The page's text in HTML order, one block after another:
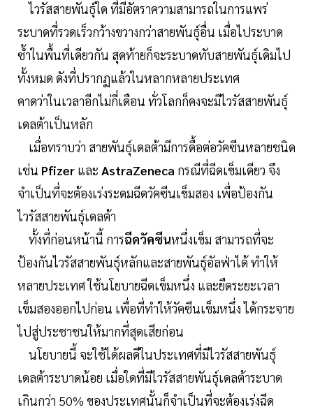
ไวรัสสายพันธุ์ใด ที่มีอัตราความสามารถในการแพร่
ระบาดที่รวดเร็วกว้างขวางกว่าสายพันธุ์อื่น เมื่อไประบาด
ซ้ำในพื้นที่เดียวกัน สุดท้ายก็จะระบาดทับสายพันธุ์เดิมไป
ทั้งหมด ดังที่ปรากฏแล้วในหลากหลายประเทศ
คาดว่าในเวลาอีกไม่กี่เดือน ทั่วโลกก็คงจะมีไวรัสสายพันธุ์
เดลต้าเป็นหลัก
เมื่อทราบว่า สายพันธุ์เดลต้ามีการดื้อต่อวัคซีนหลายชนิด
เช่น Pfizer และ AstraZeneca กรณีที่ฉีดเข็มเดียว จึง
จำเป็นที่จะต้องเร่งระดมฉีดวัคซีนเข็มสอง เพื่อป้องกัน
ไวรัสสายพันธุ์เดลต้า
ทั้งที่ก่อนหน้านี้ การฉีดวัคซีนหนึ่งเข็ม สามารถที่จะ
ป้องกันไวรัสสายพันธุ์หลักและสายพันธุ์อัลฟ่าได้ ทำให้
หลายประเทศ ใช้นโยบายฉีดเข็มหนึ่ง และยืดระยะเวลา
เข็มสองออกไปก่อน เพื่อที่ทำให้วัคซีนเข็มหนึ่ง ได้กระจาย
ไปสู่ประชาชนให้มากที่สุดเสียก่อน
นโยบายนี้ จะใช้ได้ผลดีในประเทศที่มีไวรัสสายพันธุ์
เดลต้าระบาดน้อย เมื่อใดที่มีไวรัสสายพันธุ์เดลต้าระบาด
เกินกว่า 50% ของประเทศนั้นก็จำเป็นที่จะต้องเร่งฉีด